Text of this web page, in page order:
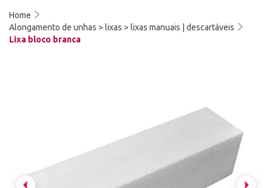
Home
Alongamento de unhas > lixas > lixas manuais | descartáveis
Lixa bloco branca